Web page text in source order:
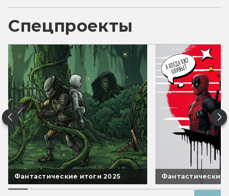
Спецпроекты
Фантастические итоги 2025 Фантастические